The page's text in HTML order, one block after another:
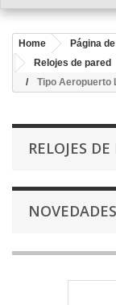
Home Página
Relojes de pared
Tipo Aeropuerto
RELOJES DE
NOVEDADES